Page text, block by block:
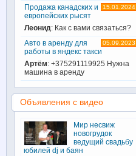
15.01.2024
Продажа канадских и
европейских рысят
Леонид: Как с вами связаться?
05.09.2023
Авто в аренду для
работы в яндекс такси
Артём: +375291119925 Нужна
машина в аренду
Объявления с видео
Мир несвиж
новогрудок
ведущий свадьбу
юбилей dj и баян